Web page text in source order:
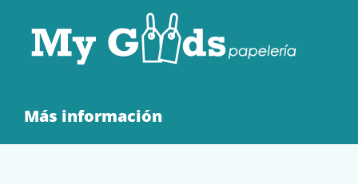
Más información